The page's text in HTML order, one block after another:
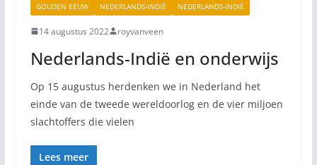
GOUDEN EEUW
NEDERLANDS-INDIË NEDERLANDS-INDIË
14 augustus 2022 royvanveen
Nederlands-Indië en onderwijs
Op 15 augustus herdenken we in Nederland het
einde van de tweede wereldoorlog en de vier miljoen
slachtoffers die vielen
Lees meer